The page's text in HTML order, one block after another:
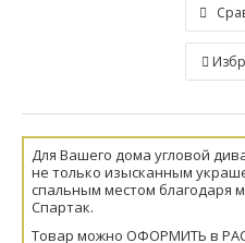
Для Вашего дома угловой
не только изысканным
спальным местом благодаря
Спартак.
Товар можно ОФОРМИТЬ в